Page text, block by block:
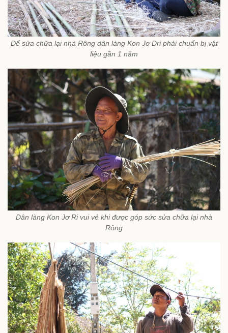
Để sửa chữa lại nhà Rông dân làng Kon Jơ Dri phải chuẩn bị vật
liệu gần 1 năm
Dân làng Kon Jơ Ri vui vẻ khi được góp sức sửa chữa lại nhà
Rông